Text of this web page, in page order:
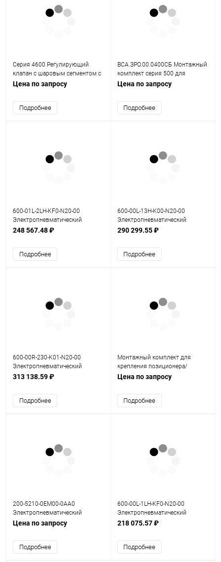
Серия 4600 Регулирующий
клапан с шаровым сегментом с
V-образным вырезом
Цена по запросу
Подробнее
ВСА.ЗРО.00.0400СБ Монтажный
комплект серия 500 для
поворотного привод Namur
Цена по запросу
Подробнее
600-01L-2LH-KF0-N20-00
Электропневматический
позиционер серия 600
248 567.48 ₽
Подробнее
600-00L-13H-K00-N20-00
Электропневматический
позиционер серия 600
290 299.55 ₽
Подробнее
600-00R-230-K01-N20-00
Электропневматический
позиционер серия 600
313 138.59 ₽
Подробнее
Монтажный комплект для
крепления позиционера/
привода на клапан
Цена по запросу
Подробнее
200-5210-0EM00-0AA0
Электропневматический
позиционер SFV-200
Цена по запросу
Подробнее
600-00L-1LH-KF0-N20-00
Электропневматический
позиционер серия 600
218 075.57 ₽
Подробнее